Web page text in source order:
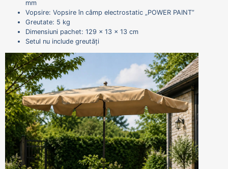
mm
Vopsire: Vopsire în câmp electrostatic „POWER PAINT”
Greutate: 5 kg
Dimensiuni pachet: 129 x 13 x 13 cm
Setul nu include greutăți